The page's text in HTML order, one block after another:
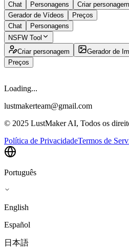
Chat Personagens Criar personagem
Gerador de Vídeos
Preços
Chat
Personagens
NSFW Tool
Criar personagem
Gerador de
Preços
Loading...
lustmakerteam@gmail.com
© 2025 LustMaker AI, Todos os
Política de PrivacidadeTermos de
Português
English
Español
日本語